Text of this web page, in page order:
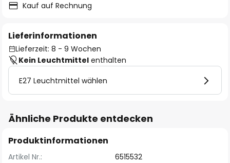
Kauf auf Rechnung
Lieferinformationen
Lieferzeit: 8 - 9 Wochen
Kein Leuchtmittel enthalten
E27 Leuchtmittel wählen
Ähnliche Produkte entdecken
Produktinformationen
Artikel Nr.: 6515532